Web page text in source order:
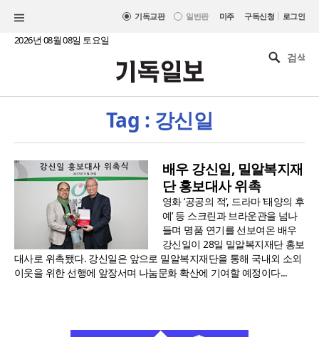
기독교판 일반판 미주 구독신청 | 로그인
2026년 08월 08일 토요일
Tag : 강신일
배우 강신일, 밀알복지재
단 홍보대사 위촉
영화 ‘공공의 적’, 드라마 ‘태양의 후
예’ 등 스크린과 브라운관을 넘나
들며 명품 연기를 선보여온 배우
강신일이 28일 밀알복지재단 홍보
대사로 위촉됐다. 강신일은 앞으로 밀알복지재단을 통해 국내외 소외
이웃을 위한 선행에 앞장서며 나눔문화 확산에 기여할 예정이다...